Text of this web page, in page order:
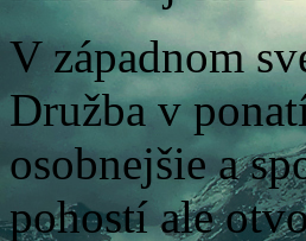
V západnom
Družba v
osobnejšie a
pohostí ale